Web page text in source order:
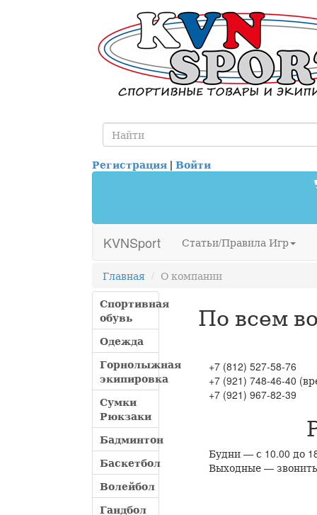
Регистрация | Войти
KVNSport Статьи/Правила Игр
Главная
О компании
Спортивная
обувь
Одежда
Горнолыжная
экипировка
Сумки
Рюкзаки
Бадминтон
Баскетбол
Волейбол
Гандбол
По всем
+7 (812) 527-58-76
+7 (921) 748-46-40
+7 (921) 967-82-39
Будни — с 10.00 до
Выходные — звонить